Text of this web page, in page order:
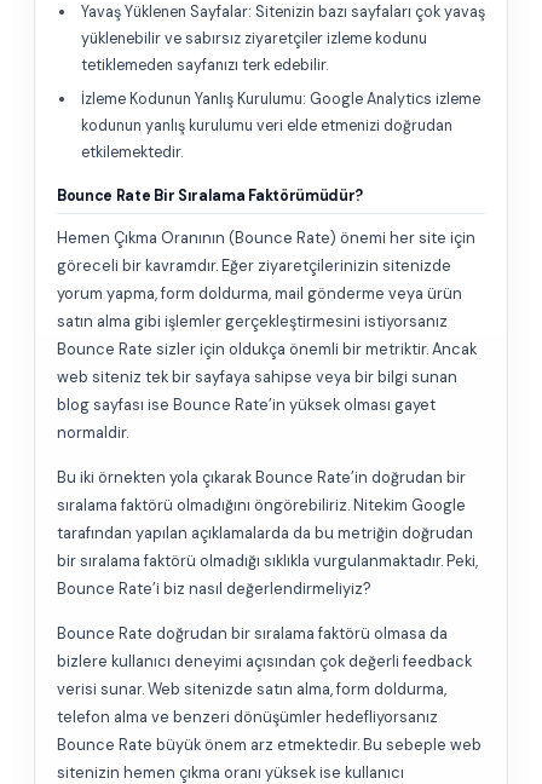
Yavaş Yüklenen Sayfalar: Sitenizin bazı sayfaları çok yavaş
yüklenebilir ve sabırsız ziyaretçiler izleme kodunu
tetiklemeden sayfanızı terk edebilir.
İzleme Kodunun Yanlış Kurulumu: Google Analytics izleme
kodunun yanlış kurulumu veri elde etmenizi doğrudan
etkilemektedir.
Bounce Rate Bir Sıralama Faktörümüdür?
Hemen Çıkma Oranının (Bounce Rate) önemi her site için
göreceli bir kavramdır. Eğer ziyaretçilerinizin sitenizde
yorum yapma, form doldurma, mail gönderme veya ürün
satın alma gibi işlemler gerçekleştirmesini istiyorsanız
Bounce Rate sizler için oldukça önemli bir metriktir. Ancak
web siteniz tek bir sayfaya sahipse veya bir bilgi sunan
blog sayfası ise Bounce Rate’in yüksek olması gayet
normaldir.
Bu iki örnekten yola çıkarak Bounce Rate’in doğrudan bir
sıralama faktörü olmadığını öngörebiliriz. Nitekim Google
tarafından yapılan açıklamalarda da bu metriğin doğrudan
bir sıralama faktörü olmadığı sıklıkla vurgulanmaktadır. Peki,
Bounce Rate’i biz nasıl değerlendirmeliyiz?
Bounce Rate doğrudan bir sıralama faktörü olmasa da
bizlere kullanıcı deneyimi açısından çok değerli feedback
verisi sunar. Web sitenizde satın alma, form doldurma,
telefon alma ve benzeri dönüşümler hedefliyorsanız
Bounce Rate büyük önem arz etmektedir. Bu sebeple web
sitenizin hemen çıkma oranı yüksek ise kullanıcı